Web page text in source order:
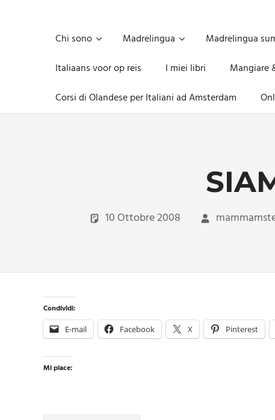
imprescindibile,
inevitabile
Mammamsterdam
oggi
anche
Chi sono Madrelingua Madrelingua
Italiaans voor op reis
I miei libri Mangiare
Corsi di Olandese per Italiani ad Amsterdam
10 Ottobre 2008
Condividi:
E-mail Facebook X Pinterest
Mi piace: